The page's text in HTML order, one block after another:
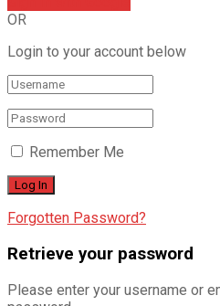
OR
Login to your account below
Remember Me
Forgotten Password?
Retrieve your password
Please enter your username or